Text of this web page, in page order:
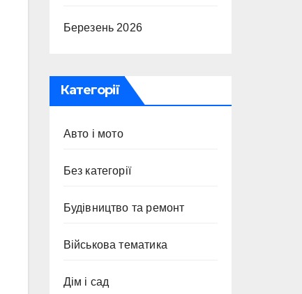
Березень 2026
Категорії
Авто і мото
Без категорії
Будівництво та ремонт
Військова тематика
Дім і сад